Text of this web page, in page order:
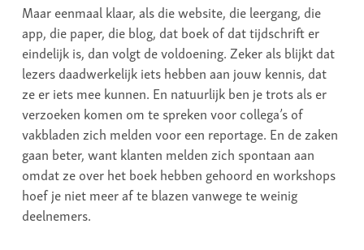
Maar eenmaal klaar, als die website, die leergang, die
app, die paper, die blog, dat boek of dat tijdschrift er
eindelijk is, dan volgt de voldoening. Zeker als blijkt dat
lezers daadwerkelijk iets hebben aan jouw kennis, dat
ze er iets mee kunnen. En natuurlijk ben je trots als er
verzoeken komen om te spreken voor collega’s of
vakbladen zich melden voor een reportage. En de zaken
gaan beter, want klanten melden zich spontaan aan
omdat ze over het boek hebben gehoord en workshops
hoef je niet meer af te blazen vanwege te weinig
deelnemers.